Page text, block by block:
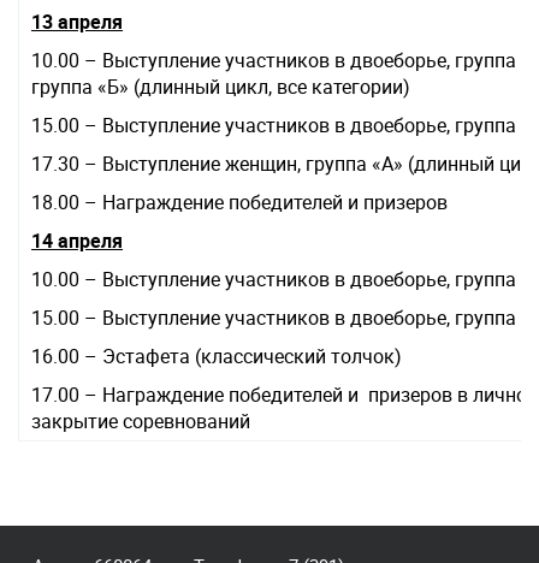
13 апреля
10.00 – Выступление участников в двоеборье, группа
группа «Б» (длинный цикл, все категории)
15.00 – Выступление участников в двоеборье, группа
17.30 – Выступление женщин, группа «А» (длинный
18.00 – Награждение победителей и призеров
14 апреля
10.00 – Выступление участников в двоеборье, группа
15.00 – Выступление участников в двоеборье, группа
16.00 – Эстафета (классический толчок)
17.00 – Награждение победителей и призеров в
закрытие соревнований